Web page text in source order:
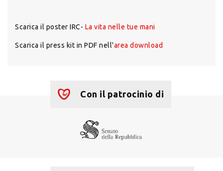
Scarica il poster IRC- La vita nelle tue mani
Scarica il press kit in PDF nell'area download
Con il patrocinio di